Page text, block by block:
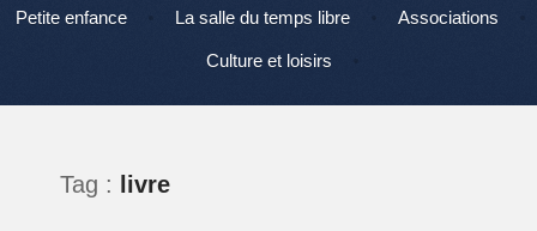
Petite enfance La salle du temps libre Associations
Culture et loisirs
Tag : livre